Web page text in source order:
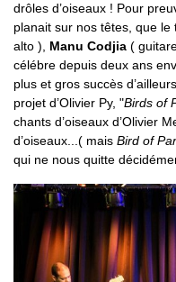
drôles d’oiseaux ! Pour
planait sur nos têtes, que le
alto ), Manu Codjia (
célébre depuis deux ans
plus et gros succès
projet d’Olivier Py, "Birds of
chants d’oiseaux d’Olivier
d’oiseaux...( mais Bird of
qui ne nous quitte